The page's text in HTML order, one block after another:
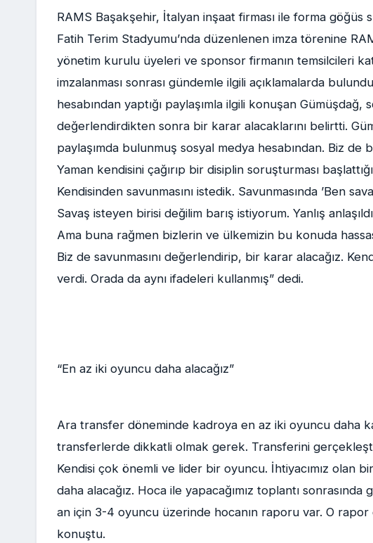
RAMS Başakşehir, İtalyan inşaat firması ile forma göğüs
Fatih Terim Stadyumu’nda düzenlenen imza törenine
yönetim kurulu üyeleri ve sponsor firmanın temsilcileri
imzalanması sonrası gündemle ilgili açıklamalarda
hesabından yaptığı paylaşımla ilgili konuşan Gümüşdağ,
değerlendirdikten sonra bir karar alacaklarını belirtti.
paylaşımda bulunmuş sosyal medya hesabından. Biz
Yaman kendisini çağırıp bir disiplin soruşturması
Kendisinden savunmasını istedik. Savunmasında ’Ben
Savaş isteyen birisi değilim barış istiyorum. Yanlış
Ama buna rağmen bizlerin ve ülkemizin bu konuda
Biz de savunmasını değerlendirip, bir karar alacağız.
verdi. Orada da aynı ifadeleri kullanmış” dedi.
“En az iki oyuncu daha alacağız”
Ara transfer döneminde kadroya en az iki oyuncu daha
transferlerde dikkatli olmak gerek. Transferini
Kendisi çok önemli ve lider bir oyuncu. İhtiyacımız olan
daha alacağız. Hoca ile yapacağımız toplantı
an için 3-4 oyuncu üzerinde hocanın raporu var. O
konuştu.